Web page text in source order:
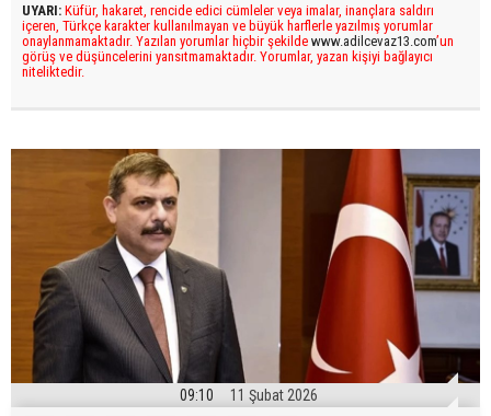
UYARI: Küfür, hakaret, rencide edici cümleler veya imalar, inançlara saldırı
içeren, Türkçe karakter kullanılmayan ve büyük harflerle yazılmış yorumlar
onaylanmamaktadır. Yazılan yorumlar hiçbir şekilde www.adilcevaz13.com’un
görüş ve düşüncelerini yansıtmamaktadır. Yorumlar, yazan kişiyi bağlayıcı
niteliktedir.
09:10 11 Şubat 2026